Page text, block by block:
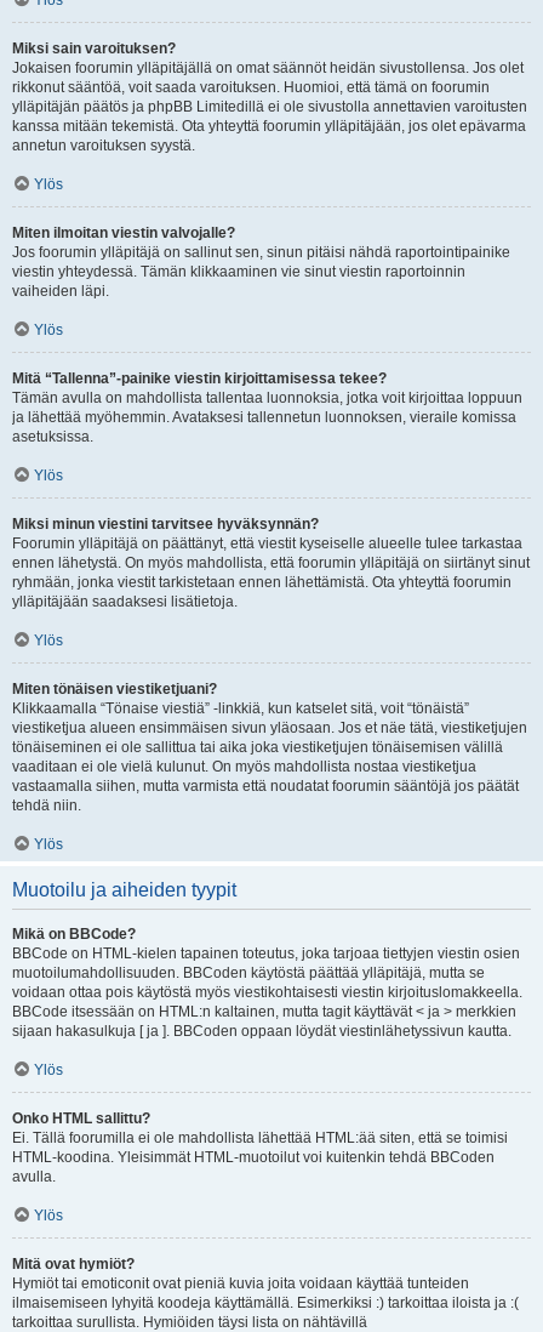
Miksi sain varoituksen?
Jokaisen foorumin ylläpitäjällä on omat säännöt heidän sivustollensa. Jos olet
rikkonut sääntöä, voit saada varoituksen. Huomioi, että tämä on foorumin
ylläpitäjän päätös ja phpBB Limitedillä ei ole sivustolla annettavien varoitusten
kanssa mitään tekemistä. Ota yhteyttä foorumin ylläpitäjään, jos olet epävarma
annetun varoituksen syystä.
Ylös
Miten ilmoitan viestin valvojalle?
Jos foorumin ylläpitäjä on sallinut sen, sinun pitäisi nähdä raportointipainike
viestin yhteydessä. Tämän klikkaaminen vie sinut viestin raportoinnin
vaiheiden läpi.
Ylös
Mitä “Tallenna”-painike viestin kirjoittamisessa tekee?
Tämän avulla on mahdollista tallentaa luonnoksia, jotka voit kirjoittaa loppuun
ja lähettää myöhemmin. Avataksesi tallennetun luonnoksen, vieraile komissa
asetuksissa.
Ylös
Miksi minun viestini tarvitsee hyväksynnän?
Foorumin ylläpitäjä on päättänyt, että viestit kyseiselle alueelle tulee tarkastaa
ennen lähetystä. On myös mahdollista, että foorumin ylläpitäjä on siirtänyt sinut
ryhmään, jonka viestit tarkistetaan ennen lähettämistä. Ota yhteyttä foorumin
ylläpitäjään saadaksesi lisätietoja.
Ylös
Miten tönäisen viestiketjuani?
Klikkaamalla “Tönaise viestiä” -linkkiä, kun katselet sitä, voit “tönäistä”
viestiketjua alueen ensimmäisen sivun yläosaan. Jos et näe tätä, viestiketjujen
tönäiseminen ei ole sallittua tai aika joka viestiketjujen tönäisemisen välillä
vaaditaan ei ole vielä kulunut. On myös mahdollista nostaa viestiketjua
vastaamalla siihen, mutta varmista että noudatat foorumin sääntöjä jos päätät
tehdä niin.
Ylös
Muotoilu ja aiheiden tyypit
Mikä on BBCode?
BBCode on HTML-kielen tapainen toteutus, joka tarjoaa tiettyjen viestin osien
muotoilumahdollisuuden. BBCoden käytöstä päättää ylläpitäjä, mutta se
voidaan ottaa pois käytöstä myös viestikohtaisesti viestin kirjoituslomakkeella.
BBCode itsessään on HTML:n kaltainen, mutta tagit käyttävät < ja > merkkien
sijaan hakasulkuja [ ja ]. BBCoden oppaan löydät viestinlähetyssivun kautta.
Ylös
Onko HTML sallittu?
Ei. Tällä foorumilla ei ole mahdollista lähettää HTML:ää siten, että se toimisi
HTML-koodina. Yleisimmät HTML-muotoilut voi kuitenkin tehdä BBCoden
avulla.
Ylös
Mitä ovat hymiöt?
Hymiöt tai emoticonit ovat pieniä kuvia joita voidaan käyttää tunteiden
ilmaisemiseen lyhyitä koodeja käyttämällä. Esimerkiksi :) tarkoittaa iloista ja :(
tarkoittaa surullista. Hymiöiden täysi lista on nähtävillä